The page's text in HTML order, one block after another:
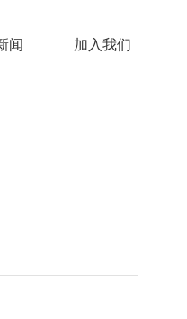
闻 加入我们